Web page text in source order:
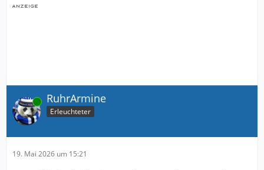
Online RuhrArmine
Erleuchteter
19. Mai 2026 um 15:21